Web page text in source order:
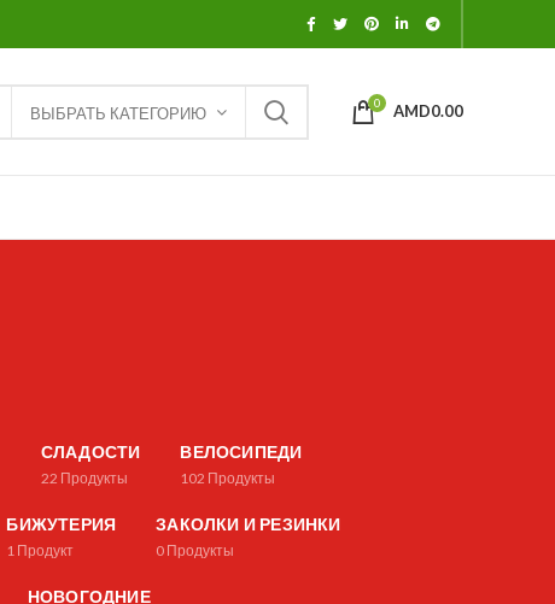
ВЫБРАТЬ КАТЕГОРИЮ
0 AMD0.00
СЛАДОСТИ
22 Продукты
ВЕЛОСИПЕДИ
102 Продукты
БИЖУТЕРИЯ
1 Продукт
ЗАКОЛКИ И РЕЗИНКИ
0 Продукты
НОВОГОДНИЕ